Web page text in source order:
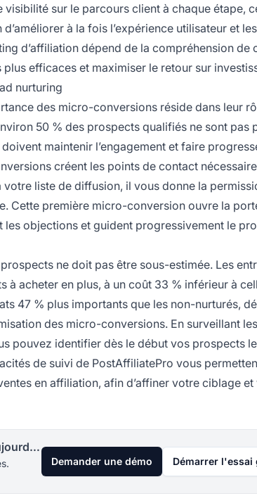
sur le parcours client à chaque étape,
à la fois l’expérience utilisateur et
d’affiliation dépend de la compréhension de
efficaces et maximiser le retour sur
nurturing
des micro-conversions réside dans leur
50 % des prospects qualifiés ne sont pas
maintenir l’engagement et faire
créent les points de contact
liste de diffusion, il vous donne la
Cette première micro-conversion ouvre la
objections et guident progressivement le
ne doit pas être sous-estimée. Les
acheter en plus, à un coût 33 % inférieur à
47 % plus importants que les non-nurturés,
des micro-conversions. En surveillant
pouvez identifier dès le début vos prospects
de suivi de PostAffiliatePro vous
en affiliation, afin d’affiner votre ciblage
Lancez votre programme d'affiliation aujourd'hui
Demander une démo Démarrer